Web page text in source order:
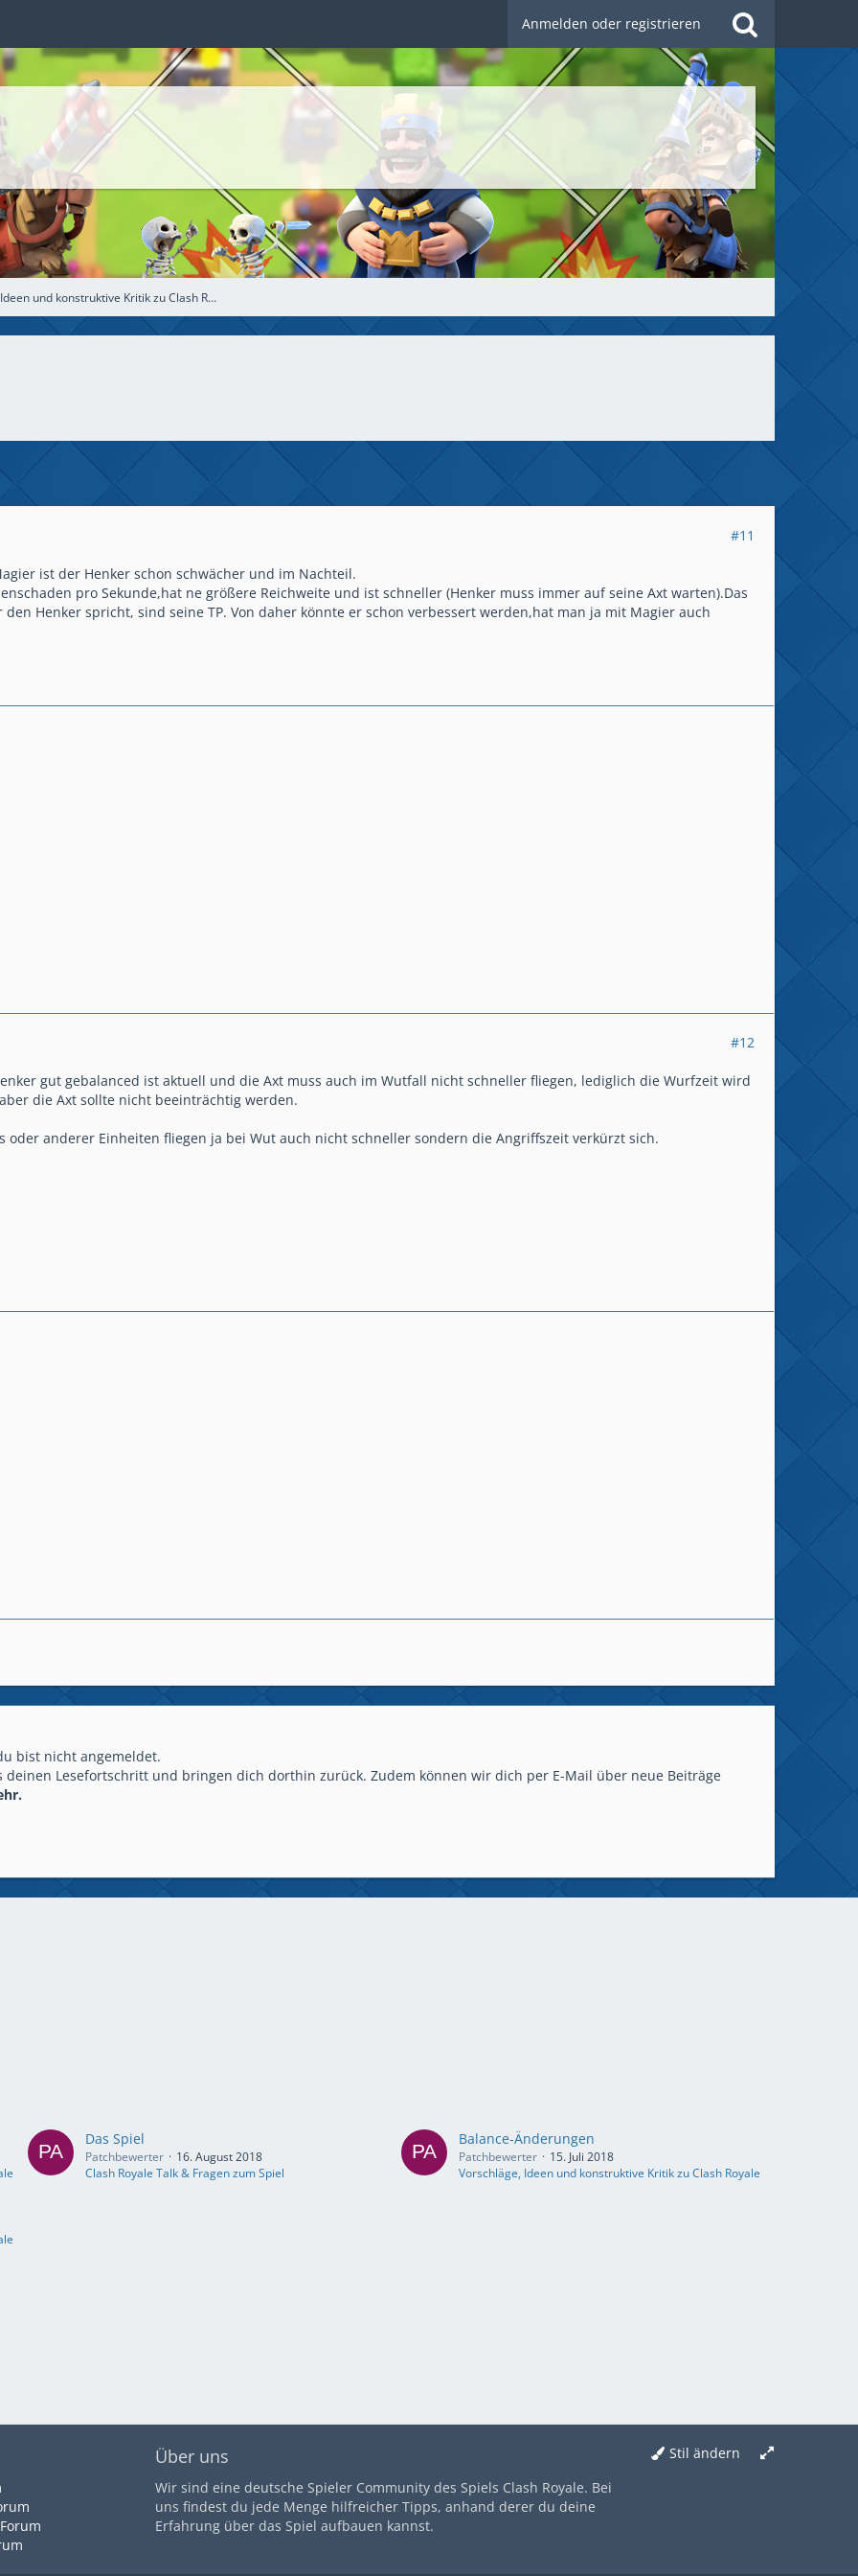
Anmelden oder registrieren
Vorschläge, Ideen und konstruktive Kritik zu Clash Royale
#11
ist der Henker schon schwächer und im Nachteil.
pro Sekunde,hat ne größere Reichweite und ist schneller (Henker muss immer auf seine Axt warten).Das
Henker spricht, sind seine TP. Von daher könnte er schon verbessert werden,hat man ja mit Magier auch
#12
gut gebalanced ist aktuell und die Axt muss auch im Wutfall nicht schneller fliegen, lediglich die Wurfzeit wird
die Axt sollte nicht beeinträchtig werden.
oder anderer Einheiten fliegen ja bei Wut auch nicht schneller sondern die Angriffszeit verkürzt sich.
bist nicht angemeldet.
Lesefortschritt und bringen dich dorthin zurück. Zudem können wir dich per E-Mail über neue Beiträge
Das Spiel
Patchbewerter
16. August 2018
Clash Royale Talk & Fragen zum Spiel
Balance-Änderungen
Patchbewerter
15. Juli 2018
Vorschläge, Ideen und konstruktive Kritik zu Clash Royale
Stil ändern
Über uns
Wir sind eine deutsche Spieler Community des Spiels Clash Royale. Bei
uns findest du jede Menge hilfreicher Tipps, anhand derer du deine
Erfahrung über das Spiel aufbauen kannst.